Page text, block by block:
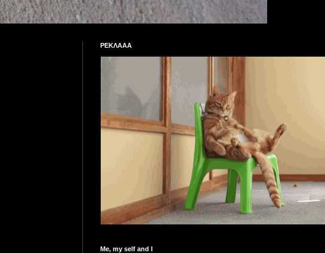
ΡΕΚΛΑΑΑ
Me, my self and I